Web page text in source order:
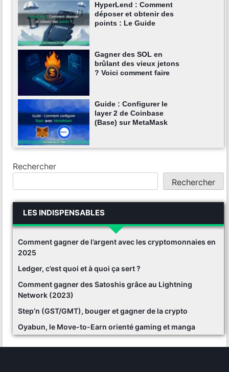
HyperLend : Comment
déposer et obtenir des
points : Le Guide
Gagner des SOL en
brûlant des vieux jetons
? Voici comment faire
Guide : Configurer le
layer 2 de Coinbase
(Base) sur MetaMask
Rechercher
Rechercher
LES INDISPENSABLES
Comment gagner de l’argent avec les cryptomonnaies en
2025
Ledger, c’est quoi et à quoi ça sert ?
Comment gagner des Satoshis grâce au Lightning
Network (2023)
Step’n (GST/GMT), bouger et gagner de la crypto
Oyabun, le Move-to-Earn orienté gaming et manga